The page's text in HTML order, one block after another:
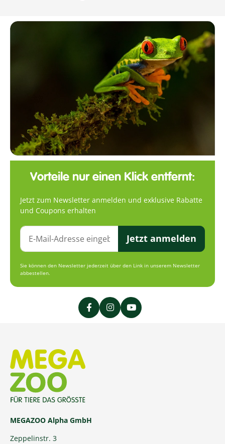
Vorteile nur einen Klick entfernt:
Jetzt zum Newsletter anmelden und exklusive Rabatte
und Coupons erhalten
Jetzt anmelden
Sie können den Newsletter jederzeit über den Link in unserem Newsletter
abbestellen.
MEGAZOO Alpha GmbH
Zeppelinstr. 3